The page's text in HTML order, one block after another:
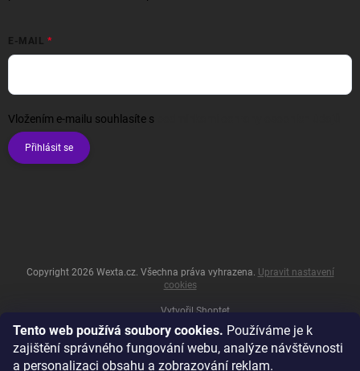
Tento web používá soubory cookies. Používáme je k
zajištění správného fungování webu, analýze návštěvnosti
a personalizaci obsahu a zobrazování reklam.
E-MAIL
Vložením e-mailu souhlasíte s
Přihlásit se
Vytvořil Shoptet
Copyright 2026 Wexta.cz. Všechna práva vyhrazena. Upravit nastavení
cookies